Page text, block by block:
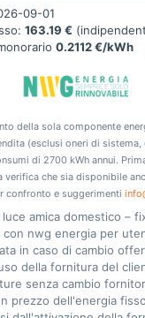
09-01
163.19 €
0.2112 €/kWh
della sola componente
(esclusi oneri di sistema,
di 2700 kWh annui.
verifica che sia disponibile
confronto e suggerimenti
amica domestico –
nwg energia per
in caso di cambio
della fornitura del
senza cambio
prezzo dell'energia